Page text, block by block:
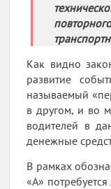
Как видно
развитие
называемый
в другом, и во
водителей в
денежные
В рамках
«А»